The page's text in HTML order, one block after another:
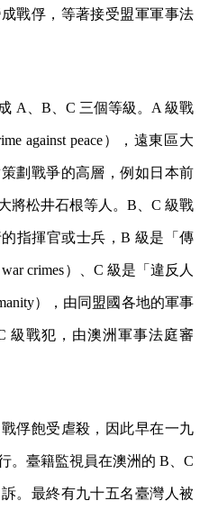
戰俘，等著接受盟軍軍事法
A、B、C 三個等級。A 級戰
against peace），遠東區大
劃戰爭的高層，例如日本前
將松井石根等人。B、C 級戰
指揮官或士兵，B 級是「傳
crimes）、C 級是「違反人
），由同盟國各地的軍事
級戰犯，由澳洲軍事法庭審
俘飽受虐殺，因此早在一九
。臺籍監視員在澳洲的 B、C
。最終有九十五名臺灣人被